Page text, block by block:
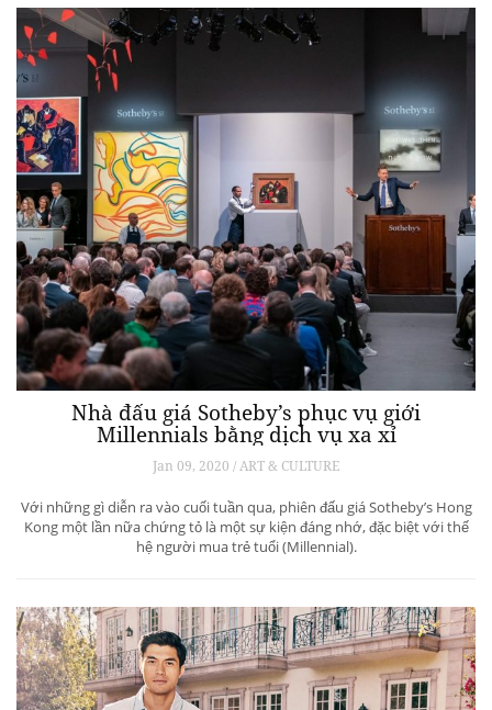
Nhà đấu giá Sotheby’s phục vụ giới
Millennials bằng dịch vụ xa xỉ
Jan 09, 2020 / ART & CULTURE
Với những gì diễn ra vào cuối tuần qua, phiên đấu giá Sotheby’s Hong
Kong một lần nữa chứng tỏ là một sự kiện đáng nhớ, đặc biệt với thế
hệ người mua trẻ tuổi (Millennial).